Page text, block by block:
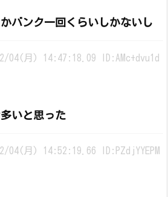
バンク一回くらいしかないし
04(月) 14:47:18.09 ID:AMc+dvu1d
いと思った
04(月) 14:52:19.66 ID:PZdjYYEPM